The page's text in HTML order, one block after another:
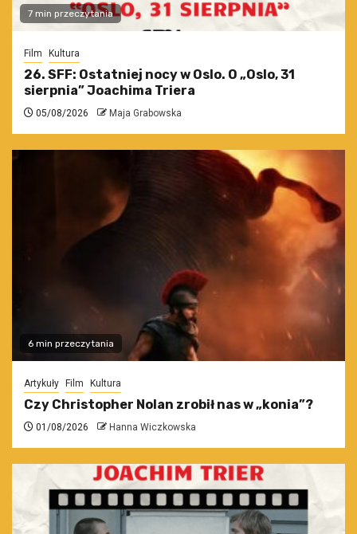
7 min przeczytania
Film Kultura
26. SFF: Ostatniej nocy w Oslo. O „Oslo, 31
sierpnia” Joachima Triera
05/08/2026 Maja Grabowska
6 min przeczytania
Artykuły Film Kultura
Czy Christopher Nolan zrobił nas w „konia”?
01/08/2026 Hanna Wiczkowska